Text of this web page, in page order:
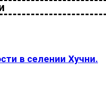
в селении Хучни.